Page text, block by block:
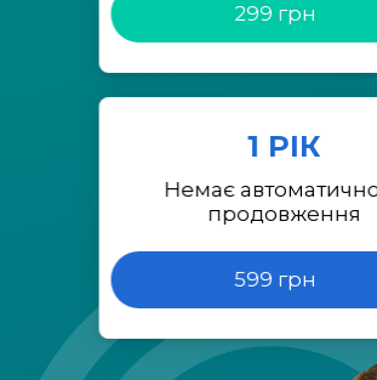
299 грн
1 РІК
Немає
продовження
599 грн